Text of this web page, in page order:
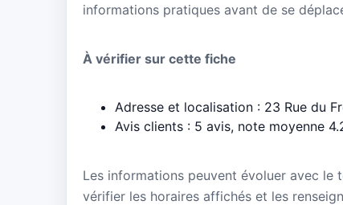
informations pratiques avant de se
À vérifier sur cette fiche
Adresse et localisation : 23 Rue du
Avis clients : 5 avis, note moyenne
Les informations peuvent évoluer avec le
vérifier les horaires affichés et les